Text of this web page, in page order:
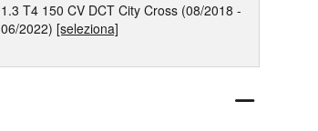
1.3 T4 150 CV DCT City Cross (08/2018 -
06/2022) [seleziona]